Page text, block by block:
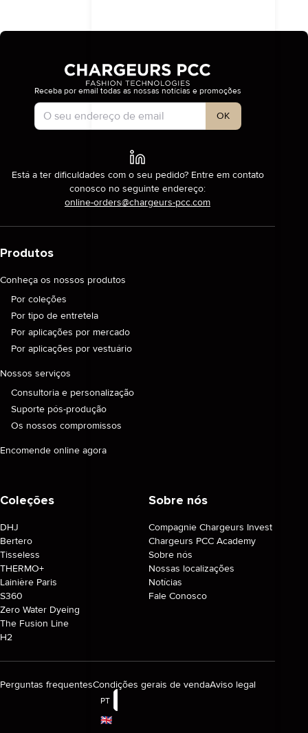
Tipo de conta
Receba por email todas as nossas notícias e promoções
OK
Está a ter dificuldades com o seu pedido? Entre em contato
conosco no seguinte endereço:
online-orders@chargeurs-pcc.com
Produtos
Conheça os nossos produtos
Por coleções
Por tipo de entretela
Por aplicações por mercado
Por aplicações por vestuário
Nossos serviços
Consultoria e personalização
Suporte pós-produção
Os nossos compromissos
Encomende online agora
Coleções
DHJ
Bertero
Tisseless
THERMO+
Lainière Paris
S360
Zero Water Dyeing
The Fusion Line
H2
Sobre nós
Compagnie Chargeurs Invest
Chargeurs PCC Academy
Sobre nós
Nossas localizações
Notícias
Fale Conosco
Perguntas frequentesCondições gerais de vendaAviso legal
PT
🇬🇧